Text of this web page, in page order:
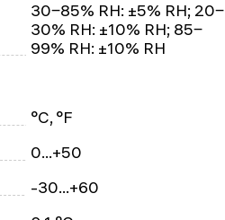
30‒85% RH: ±5% RH; 20‒
30% RH: ±10% RH; 85‒
99% RH: ±10% RH
°C, °F
0...+50
-30...+60